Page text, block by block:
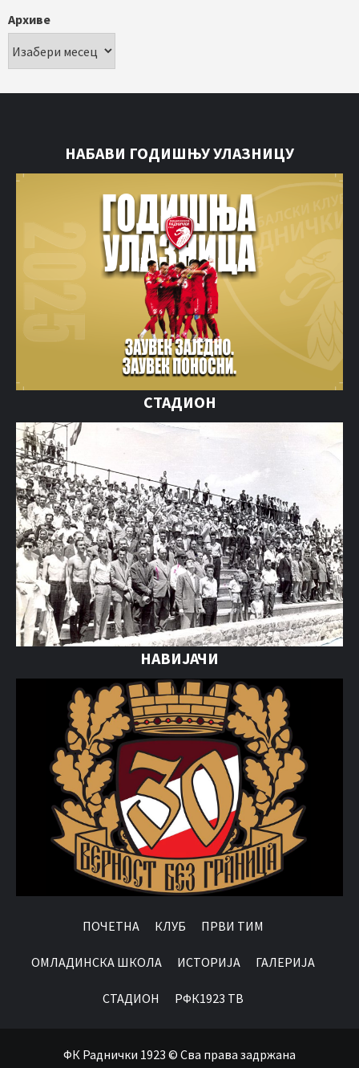
Архиве
НАБАВИ ГОДИШЊУ УЛАЗНИЦУ
СТАДИОН
НАВИЈАЧИ
ПОЧЕТНА КЛУБ ПРВИ ТИМ
OМЛАДИНСКА ШКОЛА ИСТОРИЈА ГАЛЕРИЈА
СТАДИОН РФК1923 ТВ
ФК Раднички 1923 © Сва права задржана